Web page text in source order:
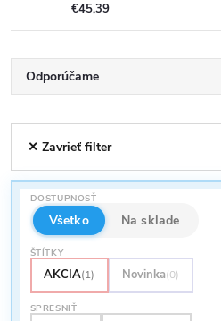
€45,39
R
a
d
Odporúčame
Najdrahšie
Najpredávanejšie
Abecedne
V
ý
✕ Zavrieť filter
DOSTUPNOSŤ
Všetko Na sklade
ŠTÍTKY
AKCIA(1) Novinka(0)
SPRESNIŤ